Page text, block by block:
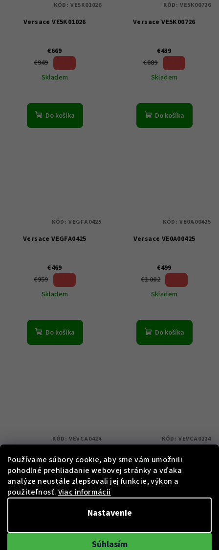
Používame súbory cookie, aby sme vám umožnili
pohodlné prehliadanie webovej stránky a vďaka
analýze neustále zlepšovali jej funkcie, výkon a
použiteľnosť. Viac informácií
Nastavenie
Súhlasím
Versace VE5K01026
€669
€949
Skladem
Do košíka
KÓD: VE5K01026
Versace VE5K00726
€439
€889
Skladem
Do košíka
KÓD: VE5K00726
Versace VEGFA0425
€469
€959
Skladem
Do košíka
KÓD: VEGFA0425
Versace VE0A00425
€499
€1 002
Skladem
Do košíka
KÓD: VE0A00425
Versace VEVCA0424
€609
€1 221
50 %)
KÓD: VEVCA0424
Versace VEVCA0224
€609
€1 221
50 %)
KÓD: VEVCA0224